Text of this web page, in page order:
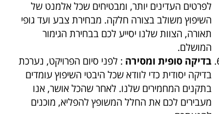
לפרטים העדינים יותר, ומבטיחים שכל אלמנט של
השיפוץ משולב בצורה חלקה. מבחירת צבע ועד גופי
תאורה, הצוות שלנו יסייע לכם בבחירת הגימור
המושלם.
בדיקה סופית ומסירה : לפני סיום הפרויקט, נערכת
בדיקה יסודית כדי לוודא שכל היבטי השיפוץ עומדים
בתקנים המחמירים שלנו. לאחר שהכל אושר, אנו
מעבירים לכם את החלל המשופץ להפליא, מוכנים